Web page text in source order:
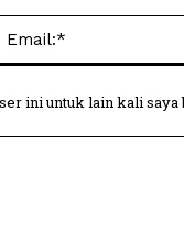
ini untuk lain kali